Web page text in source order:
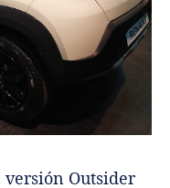
versión Outsider